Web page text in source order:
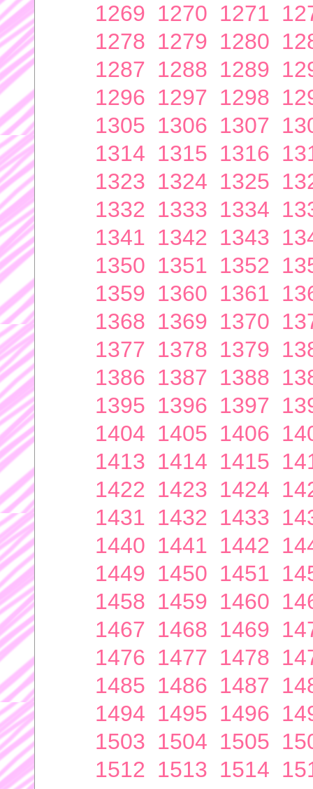
1269 1270 1271
1278 1279 1280
1287 1288 1289
1296 1297 1298
1305 1306 1307
1314 1315 1316
1323 1324 1325
1332 1333 1334
1341 1342 1343
1350 1351 1352
1359 1360 1361
1368 1369 1370
1377 1378 1379
1386 1387 1388
1395 1396 1397
1404 1405 1406
1413 1414 1415
1422 1423 1424
1431 1432 1433
1440 1441 1442
1449 1450 1451
1458 1459 1460
1467 1468 1469
1476 1477 1478
1485 1486 1487
1494 1495 1496
1503 1504 1505
1512 1513 1514